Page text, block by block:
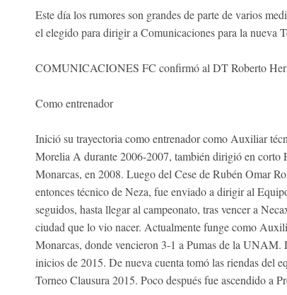
Este día los rumores son grandes de parte de varios
el elegido para dirigir a Comunicaciones para la nueva
COMUNICACIONES FC confirmó al DT Roberto
Como entrenador
Inició su trayectoria como entrenador como Auxiliar
Morelia A durante 2006-2007, también dirigió en
Monarcas, en 2008. Luego del Cese de Rubén Omar
entonces técnico de Neza, fue enviado a dirigir al
seguidos, hasta llegar al campeonato, tras vencer a
ciudad que lo vio nacer. Actualmente funge como
Monarcas, donde vencieron 3-1 a Pumas de la UNAM.
inicios de 2015. De nueva cuenta tomó las riendas del
Torneo Clausura 2015. Poco después fue ascendido a